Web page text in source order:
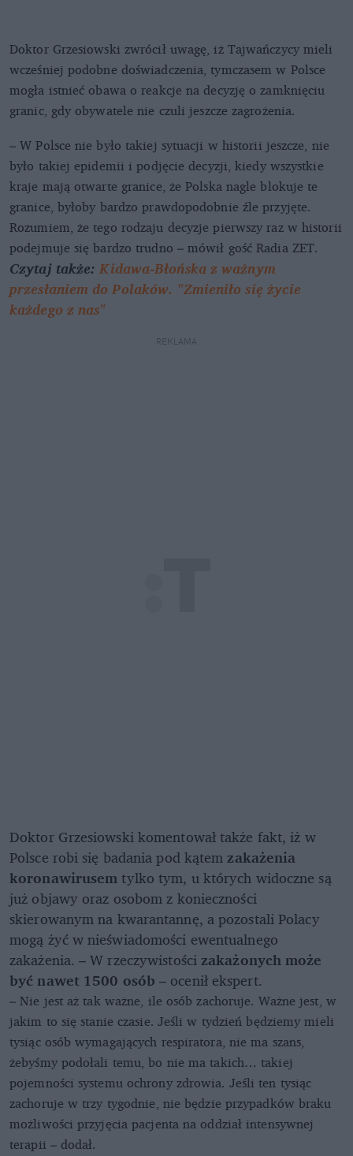
Doktor Grzesiowski zwrócił uwagę, iż Tajwańczycy mieli
wcześniej podobne doświadczenia, tymczasem w Polsce
mogła istnieć obawa o reakcje na decyzję o zamknięciu
granic, gdy obywatele nie czuli jeszcze zagrożenia.
– W Polsce nie było takiej sytuacji w historii jeszcze, nie
było takiej epidemii i podjęcie decyzji, kiedy wszystkie
kraje mają otwarte granice, że Polska nagle blokuje te
granice, byłoby bardzo prawdopodobnie źle przyjęte.
Rozumiem, że tego rodzaju decyzje pierwszy raz w historii
podejmuje się bardzo trudno – mówił gość Radia ZET.
Czytaj także:Kidawa-Błońska z ważnym
przesłaniem do Polaków. "Zmieniło się życie
każdego z nas"
REKLAMA
Doktor Grzesiowski komentował także fakt, iż w
Polsce robi się badania pod kątemzakażenia
koronawirusem tylko tym, u których widoczne są
już objawy oraz osobom z konieczności
skierowanym na kwarantannę, a pozostali Polacy
mogą żyć w nieświadomości ewentualnego
zakażenia. – W rzeczywistościzakażonych może
być nawet 1500 osób – ocenił ekspert.
– Nie jest aż tak ważne, ile osób zachoruje. Ważne jest, w
jakim to się stanie czasie. Jeśli w tydzień będziemy mieli
tysiąc osób wymagających respiratora, nie ma szans,
żebyśmy podołali temu, bo nie ma takich… takiej
pojemności systemu ochrony zdrowia. Jeśli ten tysiąc
zachoruje w trzy tygodnie, nie będzie przypadków braku
możliwości przyjęcia pacjenta na oddział intensywnej
terapii – dodał.